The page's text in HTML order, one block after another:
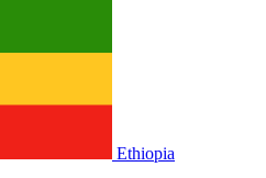
Ethiopia